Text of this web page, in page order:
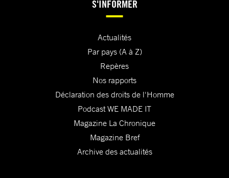
S'INFORMER
Actualités
Par pays (A à Z)
Repères
Nos rapports
Déclaration des droits de l'Homme
Podcast WE MADE IT
Magazine La Chronique
Magazine Bref
Archive des actualités